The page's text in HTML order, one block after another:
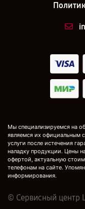
Мы специализируемся на
являемся их официальным
услуги после истечения
наладку продукции. Цены
офертой, актуальную
телефонам на сайте.
информирования.
© Сервисный центр